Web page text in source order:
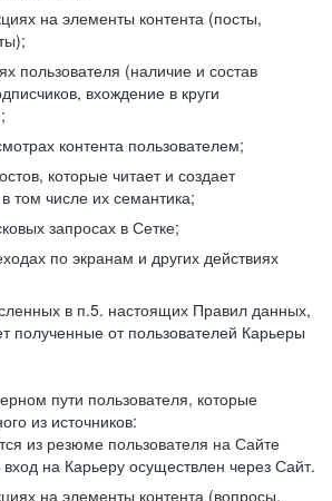
на элементы контента (посты,
пользователя (наличие и состав
вхождение в круги
контента пользователем;
которые читает и создает
том числе их семантика;
запросах в Сетке;
по экранам и других действиях
в п.5. настоящих Правил данных,
полученные от пользователей Карьеры
пути пользователя, которые
из источников:
из резюме пользователя на Сайте
вход на Карьеру осуществлен через Сайт.
на элементы контента (вопросы,